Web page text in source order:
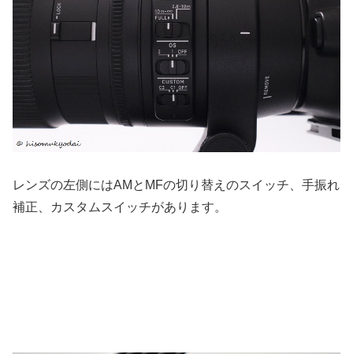
レンズの左側にはAMとMFの切り替えのスイッチ、手振れ
補正、カスタムスイッチがあります。